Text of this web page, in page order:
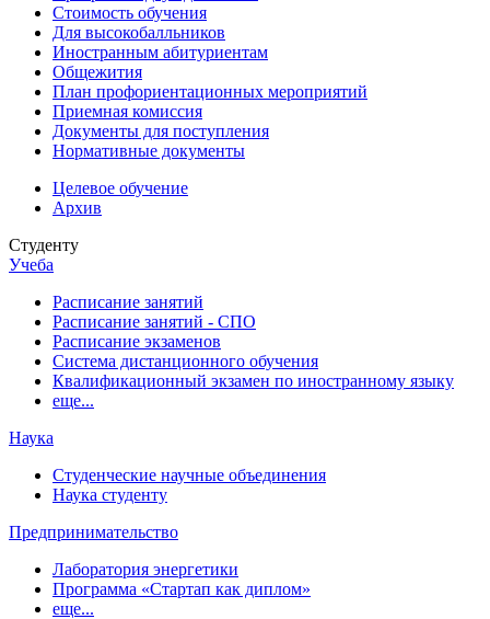
Стоимость обучения
Для высокобалльников
Иностранным абитуриентам
Общежития
План профориентационных мероприятий
Приемная комиссия
Документы для поступления
Нормативные документы
Целевое обучение
Архив
Студенту
Учеба
Расписание занятий
Расписание занятий - СПО
Расписание экзаменов
Система дистанционного обучения
Квалификационный экзамен по иностранному языку
еще...
Наука
Студенческие научные объединения
Наука студенту
Предпринимательство
Лаборатория энергетики
Программа «Стартап как диплом»
еще...